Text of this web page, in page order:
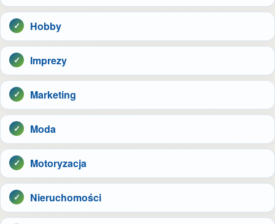
Hobby
Imprezy
Marketing
Moda
Motoryzacja
Nieruchomości